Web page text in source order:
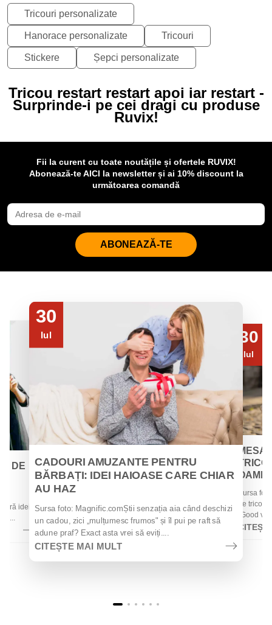
Tricouri personalizate
Hanorace personalizate Tricouri
Stickere Șepci personalizate
Tricou restart restart apoi iar restart -
Surprinde-i pe cei dragi cu produse
Ruvix!
Fii la curent cu toate noutățile și ofertele RUVIX!
Abonează-te AICI la newsletter și ai 10% discount la
următoarea comandă
ABONEAZĂ-TE
DE
idei
la...
30
Iul
CADOURI AMUZANTE PENTRU
BĂRBAȚI: IDEI HAIOASE CARE CHIAR
AU HAZ
Sursa foto: Magnific.comȘtii senzația aia când deschizi
un cadou, zici „mulțumesc frumos" și îl pui pe raft să
adune praf? Exact asta vrei să eviți....
CITEȘTE MAI MULT
30
Iul
Sursa
de
„Good